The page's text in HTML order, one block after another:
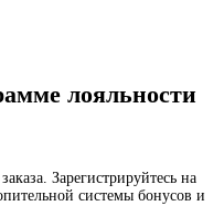
лояльности
Зарегистрируйтесь на
системы бонусов и